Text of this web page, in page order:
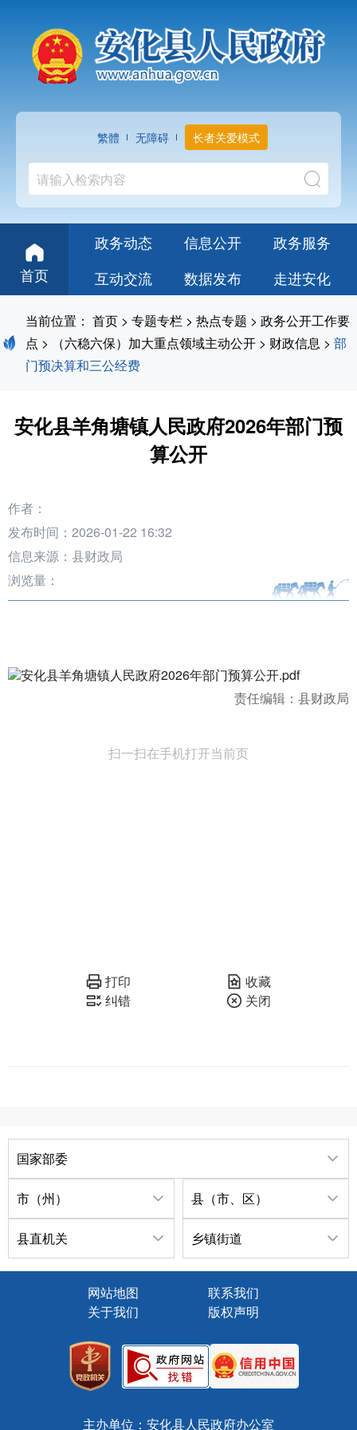
繁體 无障碍 长者关爱模式
首页
政务动态 信息公开
政务服务
互动交流
数据发布 走进安化
当前位置： 首页 > 专题专栏 > 热点专题 > 政务公开工作要
点 > （六稳六保）加大重点领域主动公开 > 财政信息 > 部
门预决算和三公经费
安化县羊角塘镇人民政府2026年部门预
算公开
作者：
发布时间：2026-01-22 16:32
信息来源：县财政局
浏览量：
安化县羊角塘镇人民政府2026年部门预算公开.pdf
责任编辑：县财政局
扫一扫在手机打开当前页
打印
收藏
纠错
关闭
国家部委
市（州） 县（市、区）
县直机关 乡镇街道
网站地图
联系我们
关于我们
版权声明
主办单位：安化县人民政府办公室